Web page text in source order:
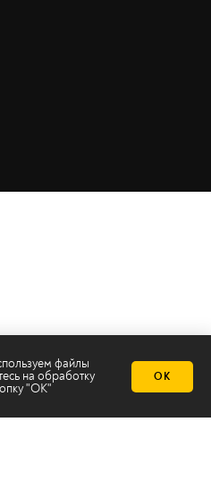
файлы
на обработку
"ОК"
ОК